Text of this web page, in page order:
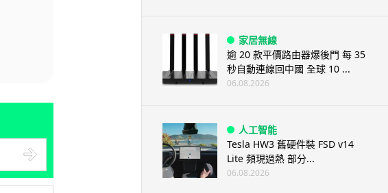
家居無線
逾 20 款平價路由器爆後門 每 35
秒自動連線回中國 全球 10 ...
06.08.2026
人工智能
Tesla HW3 舊硬件裝 FSD v14
Lite 頻現過熱 部分...
06.08.2026